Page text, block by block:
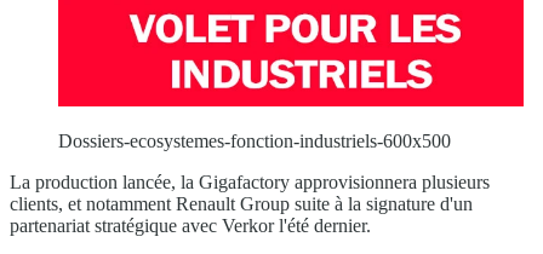
Dossiers-ecosystemes-fonction-industriels-600x500
La production lancée, la Gigafactory approvisionnera plusieurs
clients, et notamment Renault Group suite à la signature d'un
partenariat stratégique avec Verkor l'été dernier.